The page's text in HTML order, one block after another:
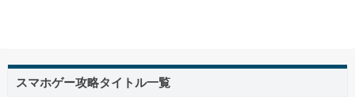
スマホゲー攻略タイトル一覧